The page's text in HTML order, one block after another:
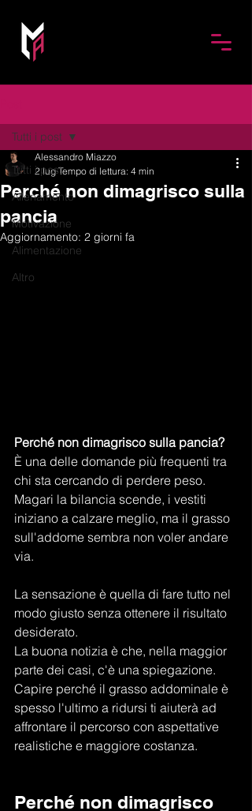
Tutti i post
Allenamento
Motivazione
Alimentazione
Altro
Tutti i post
Perché non dimagrisco sulla
pancia
Alessandro Miazzo
2 lug Tempo di lettura: 4 min
Aggiornamento: 2 giorni fa
Perché non dimagrisco sulla pancia?
È una delle domande più frequenti tra
chi sta cercando di perdere peso.
Magari la bilancia scende, i vestiti
iniziano a calzare meglio, ma il grasso
sull'addome sembra non voler andare
via.
La sensazione è quella di fare tutto nel
modo giusto senza ottenere il risultato
desiderato.
La buona notizia è che, nella maggior
parte dei casi, c'è una spiegazione.
Capire perché il grasso addominale è
spesso l'ultimo a ridursi ti aiuterà ad
affrontare il percorso con aspettative
realistiche e maggiore costanza.
Perché non dimagrisco